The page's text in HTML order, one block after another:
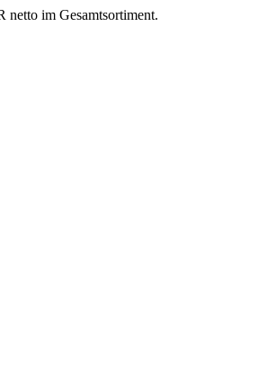
netto im Gesamtsortiment.